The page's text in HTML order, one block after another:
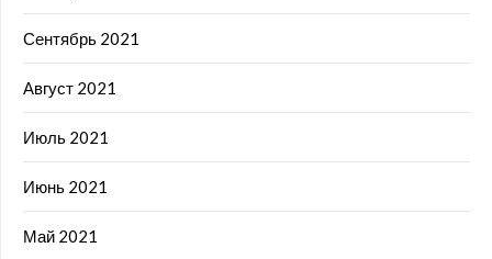
Сентябрь 2021
Август 2021
Июль 2021
Июнь 2021
Май 2021